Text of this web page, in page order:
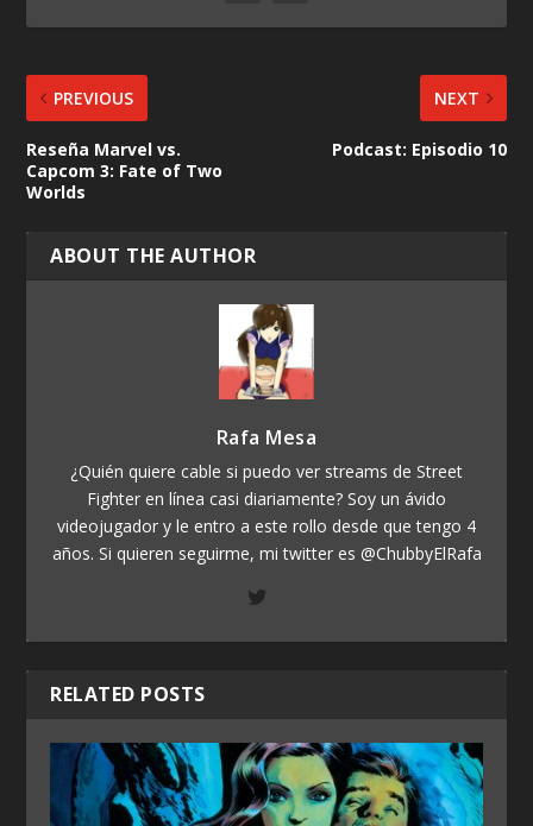
PREVIOUS
Reseña Marvel vs.
Capcom 3: Fate of Two
Worlds
NEXT
Podcast: Episodio 10
ABOUT THE AUTHOR
Rafa Mesa
¿Quién quiere cable si puedo ver streams de Street
Fighter en línea casi diariamente? Soy un ávido
videojugador y le entro a este rollo desde que tengo 4
años. Si quieren seguirme, mi twitter es @ChubbyElRafa
RELATED POSTS